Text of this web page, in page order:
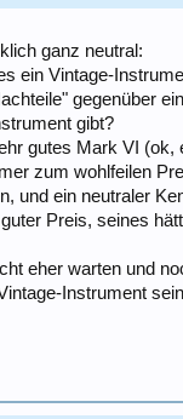
ganz neutral:
ein Vintage-
gegenüber
gibt?
gutes Mark VI (ok,
zum wohlfeilen
und ein neutraler
Preis, seines
eher warten und
Instrument